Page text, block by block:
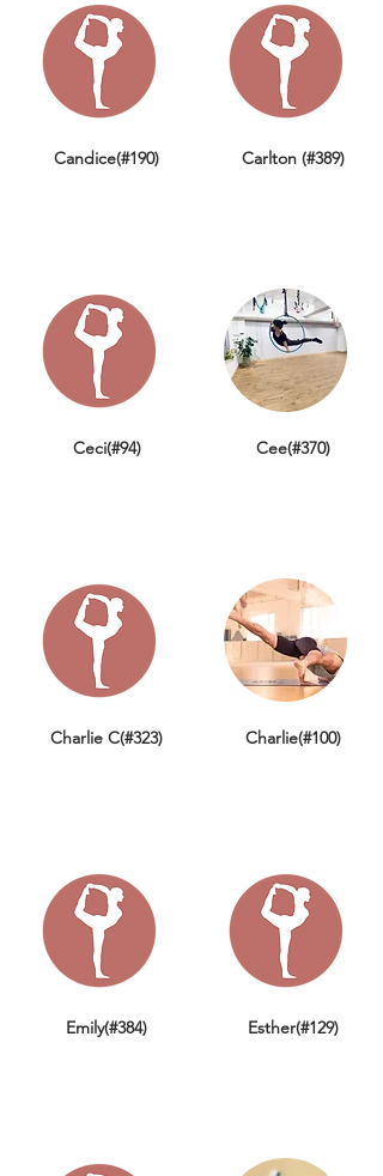
Candice(#190)
Ceci(#94)
Charlie C(#323)
Emily(#384)
Carlton (#389)
Cee(#370)
Charlie(#100)
Esther(#129)